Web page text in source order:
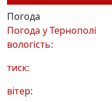
Погода
Погода уТернополі
вологість:
тиск:
вітер: